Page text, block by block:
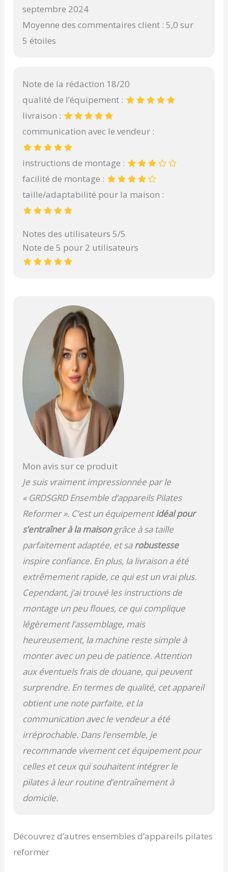
septembre 2024
Moyenne des commentaires client : 5,0 sur
5 étoiles
Note de la rédaction 18/20
qualité de l’équipement :
livraison :
communication avec le vendeur :
instructions de montage :
facilité de montage :
taille/adaptabilité pour la maison :
Notes des utilisateurs 5/5
Note de 5 pour 2 utilisateurs
Mon avis sur ce produit
Je suis vraiment impressionnée par le
« GRDSGRD Ensemble d’appareils Pilates
Reformer ». C’est un équipementidéal pour
s’entraîner à la maisongrâce à sa taille
parfaitement adaptée, et sarobustesse
inspire confiance. En plus, la livraison a été
extrêmement rapide, ce qui est un vrai plus.
Cependant, j’ai trouvé les instructions de
montage un peu floues, ce qui complique
légèrement l’assemblage, mais
heureusement, la machine reste simple à
monter avec un peu de patience. Attention
aux éventuels frais de douane, qui peuvent
surprendre. En termes de qualité, cet appareil
obtient une note parfaite, et la
communication avec le vendeur a été
irréprochable. Dans l’ensemble, je
recommande vivement cet équipement pour
celles et ceux qui souhaitent intégrer le
pilates à leur routine d’entraînement à
domicile.
Découvrez d’autres ensembles d’appareils pilates
reformer